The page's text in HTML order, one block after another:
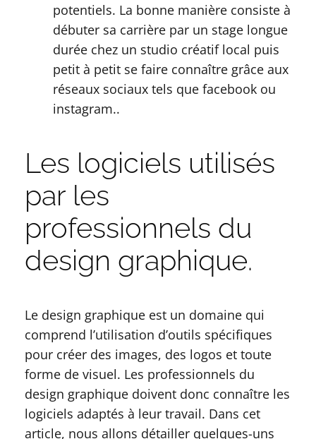
potentiels. La bonne manière consiste à
débuter sa carrière par un stage longue
durée chez un studio créatif local puis
petit à petit se faire connaître grâce aux
réseaux sociaux tels que facebook ou
instagram..
Les logiciels utilisés
par les
professionnels du
design graphique.
Le design graphique est un domaine qui
comprend l’utilisation d’outils spécifiques
pour créer des images, des logos et toute
forme de visuel. Les professionnels du
design graphique doivent donc connaître les
logiciels adaptés à leur travail. Dans cet
article, nous allons détailler quelques-uns